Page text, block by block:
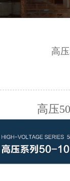
高
高压